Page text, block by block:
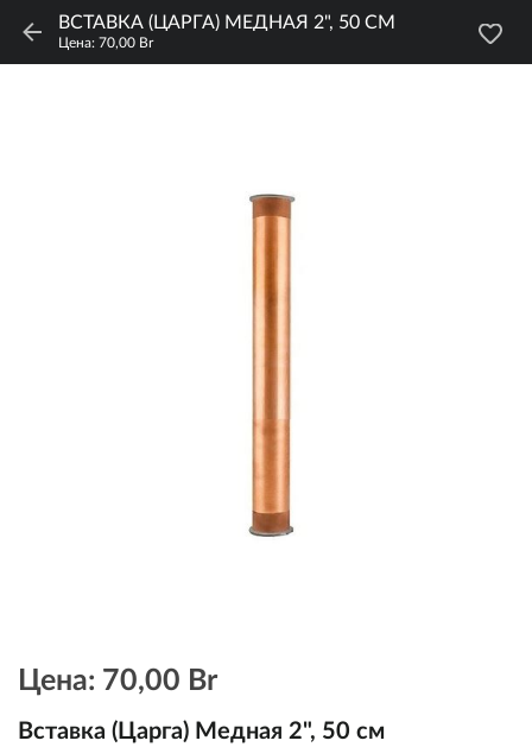
ВСТАВКА (ЦАРГА) МЕДНАЯ 2", 50 СМ
Цена: 70,00 Br
Цена: 70,00 Br
Вставка (Царга) Медная 2", 50 см